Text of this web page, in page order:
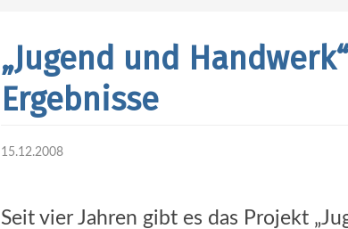
„Jugend und
Ergebnisse
15.12.2008
Seit vier Jahren gibt es das Projekt